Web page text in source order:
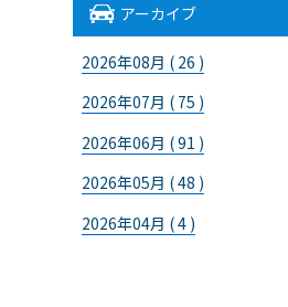
アーカイブ
2026年08月 ( 26 )
2026年07月 ( 75 )
2026年06月 ( 91 )
2026年05月 ( 48 )
2026年04月 ( 4 )